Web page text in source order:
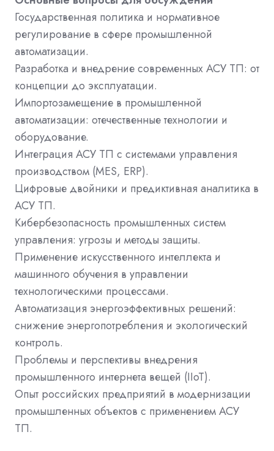
Государственная политика и нормативное
регулирование в сфере промышленной
автоматизации.
Разработка и внедрение современных АСУ ТП: от
концепции до эксплуатации.
Импортозамещение в промышленной
автоматизации: отечественные технологии и
оборудование.
Интеграция АСУ ТП с системами управления
производством (MES, ERP).
Цифровые двойники и предиктивная аналитика в
АСУ ТП.
Кибербезопасность промышленных систем
управления: угрозы и методы защиты.
Применение искусственного интеллекта и
машинного обучения в управлении
технологическими процессами.
Автоматизация энергоэффективных решений:
снижение энергопотребления и экологический
контроль.
Проблемы и перспективы внедрения
промышленного интернета вещей (IIoT).
Опыт российских предприятий в модернизации
промышленных объектов с применением АСУ
ТП.